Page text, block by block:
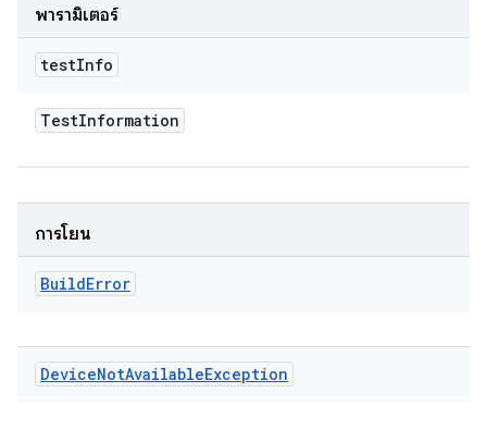
พารามิเตอร์
testInfo
TestInformation
การโยน
BuildError
DeviceNotAvailableException